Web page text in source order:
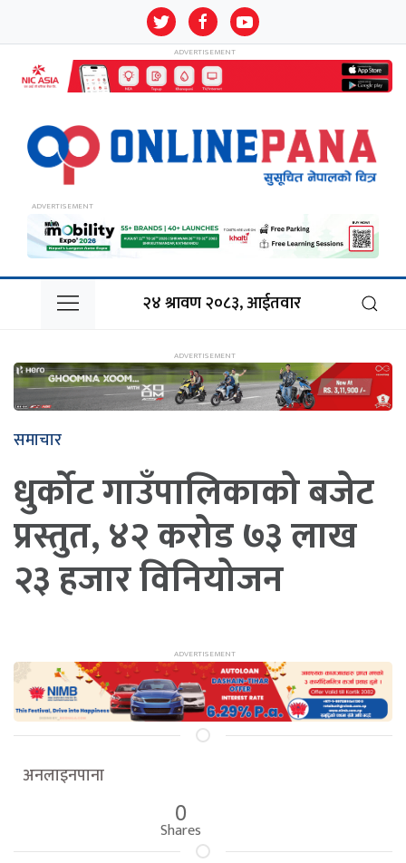
२४ श्रावण २०८३, आईतवार
समाचार
धुर्कोट गाउँपालिकाको बजेट
प्रस्तुत, ४२ करोड ७३ लाख
२३ हजार विनियोजन
अनलाइनपाना
0
Shares